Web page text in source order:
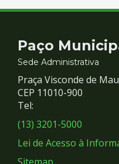
Contato
e
Redes
Sociais
Paço
Sede Administrativa
Praça Visconde de
CEP 11010-900
Tel:
(13) 3201-5000
Lei de Acesso à